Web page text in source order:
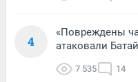
4
«Повреждены
атаковали
7 535 14